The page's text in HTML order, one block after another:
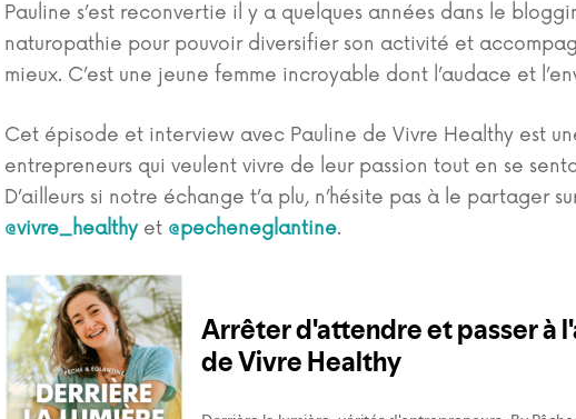
Pauline s’est reconvertie il y a quelques années dans le
naturopathie pour pouvoir diversifier son activité et
mieux. C’est une jeune femme incroyable dont l’audace et
Cet épisode et interview avec Pauline de Vivre Healthy est
entrepreneurs qui veulent vivre de leur passion tout en se
D’ailleurs si notre échange t’a plu, n’hésite pas à le partager
@vivre_healthyet @pecheneglantine.